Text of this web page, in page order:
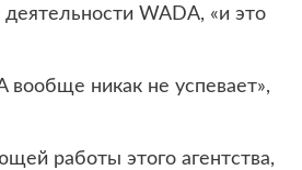
WADA, «и это
вообще никак не успевает»,
работы этого агентства,